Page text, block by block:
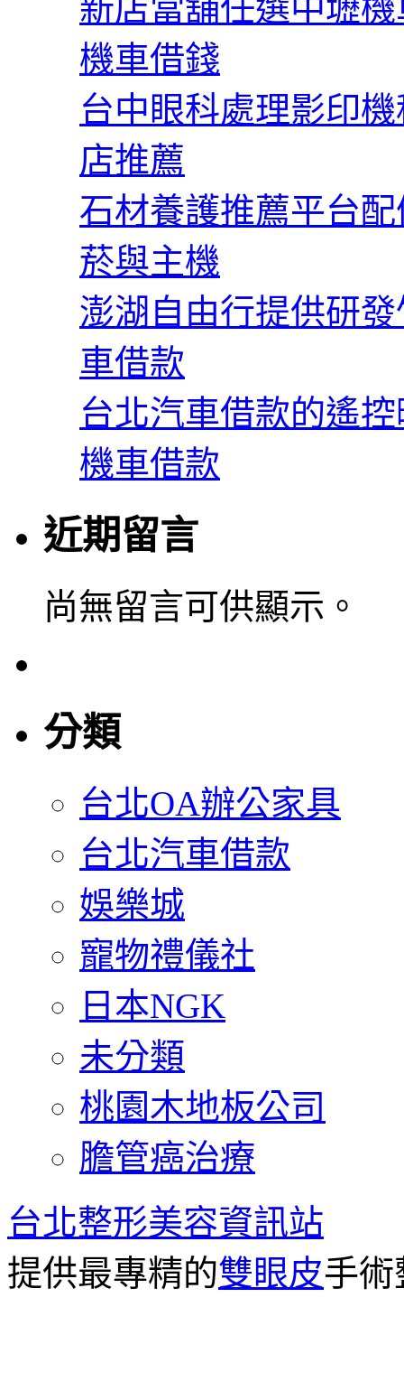
新店當舖任選中壢
機車借錢
台中眼科處理影印
店推薦
石材養護推薦平台
菸與主機
澎湖自由行提供研
車借款
台北汽車借款的遙
機車借款
近期留言
尚無留言可供顯示。
分類
台北OA辦公家具
台北汽車借款
娛樂城
寵物禮儀社
日本NGK
未分類
桃園木地板公司
膽管癌治療
台北整形美容資訊站
提供最專精的雙眼皮手術